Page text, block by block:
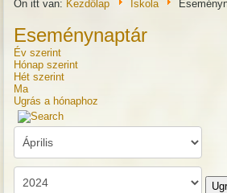
Ön itt van: Kezdőlap Iskola
Eseménynaptár
Év szerint
Hónap szerint
Hét szerint
Ma
Ugrás a hónaphoz